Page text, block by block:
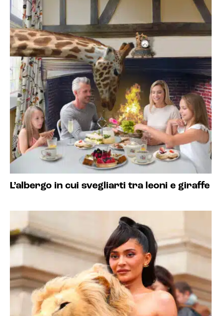
L’albergo in cui svegliarti tra leoni e giraffe